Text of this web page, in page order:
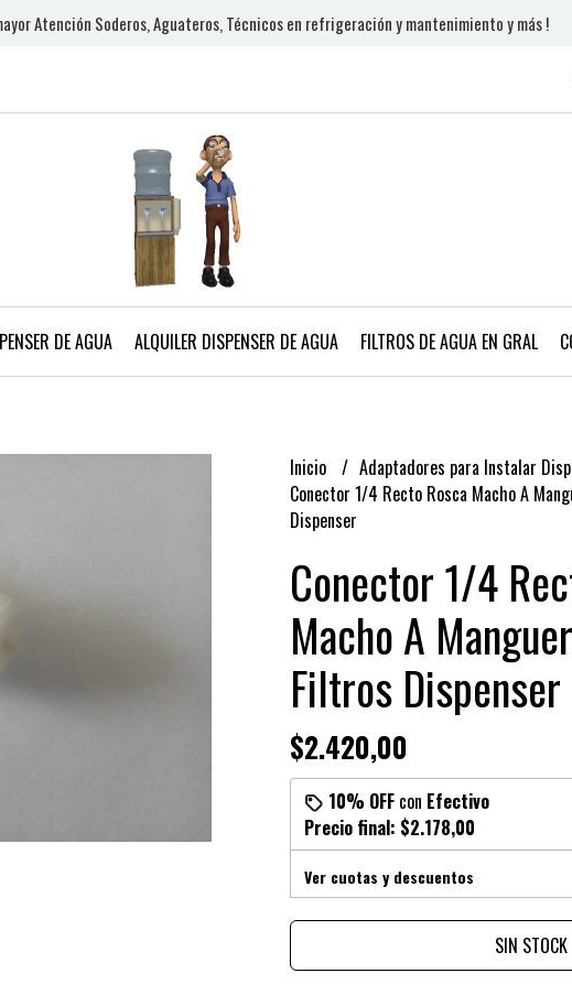
Atención Soderos, Aguateros, Técnicos en refrigeración y mantenimiento y más !
DE AGUA ALQUILER DISPENSER DE AGUA FILTROS DE AGUA EN GRAL
Inicio
Adaptadores para Instalar
Conector 1/4 Recto Rosca Macho A
Dispenser
Conector 1/4
Macho A
Filtros Dispenser
$2.420,00
10% OFFcon Efectivo
Precio final: $2.178,00
Ver cuotas y descuentos
SIN STOCK